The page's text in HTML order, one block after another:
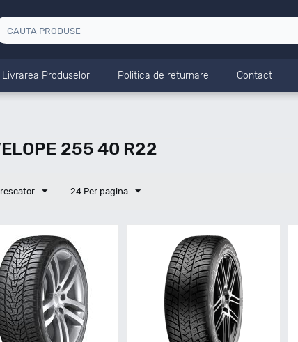
Livrarea Produselor Politica de returnare Contact
255 40 R22
24 Per pagina